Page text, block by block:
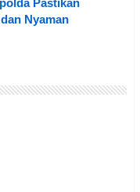
Pastikan
Nyaman